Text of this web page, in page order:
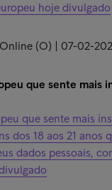
hoje divulgado
(O) | 07-02-
que sente mais
que sente mais
dos 18 aos 21 anos
dados pessoais,